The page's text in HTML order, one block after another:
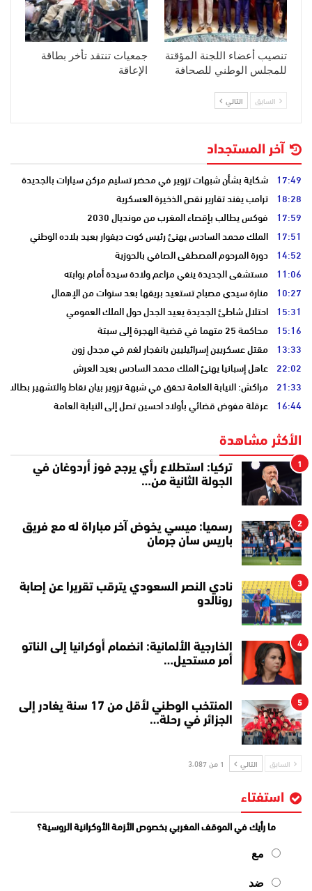
تنصيب أعضاء اللجنة المؤقتة
للمجلس الوطني للصحافة
جمعيات تنتقد تأخر بطاقة
الإعاقة
السابق التالي
آخر المستجداد
17:49 شكاية بشأن شبهات تزوير في محضر تسليم مركن سيارات بالجديدة
18:28 ترامب يفند تقارير نقص الذخيرة العسكرية
17:59 فوكس يطالب بإقصاء المغرب من مونديال 2030
17:51 الملك محمد السادس يهنئ رئيس كوت ديفوار بعيد بلاده الوطني
14:52 دورة المرحوم المصطفى الصافي بالحوزية
11:06 مستشفى الجديدة ينفي مزاعم ولادة سيدة أمام بوابته
10:27 منارة سيدي مصباح تستعيد بريقها بعد سنوات من الإهمال
15:31 احتلال شاطئ الجديدة يعيد الجدل حول الملك العمومي
15:16 محاكمة 25 متهما في قضية الهجرة إلى سبتة
13:33 مقتل عسكريين إسرائيليين بانفجار لغم في مجدل زون
22:02 عاهل إسبانيا يهنئ الملك محمد السادس بعيد العرش
21:33 مراكش: النيابة العامة تحقق في شبهة تزوير بيان نقاط والتشهير بطالب
16:44 عرقلة مفوض قضائي بأولاد احسين تصل إلى النيابة العامة
الأكثر مشاهدة
1
تركيا: استطلاع رأي يرجح فوز أردوغان في
الجولة الثانية من…
2
رسميا: ميسي يخوض آخر مباراة له مع فريق
باريس سان جرمان
3
نادي النصر السعودي يترقب تقريرا عن إصابة
رونالدو
4
الخارجية الألمانية: انضمام أوكرانيا إلى الناتو
أمر مستحيل…
5
المنتخب الوطني لأقل من 17 سنة يغادر إلى
الجزائر في رحلة…
السابق التالي 1 من 3٬087
استفتاء
ما رأيك في الموقف المغربي بخصوص الأزمة الأوكرانية الروسية؟
مع
ضد